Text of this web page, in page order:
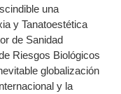
una
y Tanatoestética
de Sanidad
Riesgos Biológicos
globalización
y la